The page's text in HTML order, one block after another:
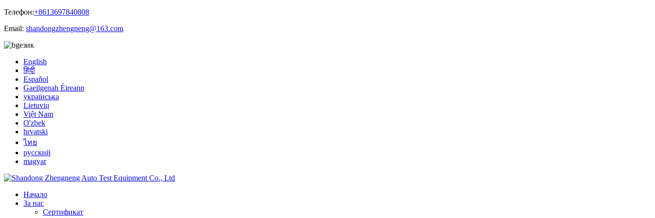
Телефон:+8613697840808
Email: shandongzhengneng@163.com
език
English
हिंदी
Español
Gaeilgenah Éireann
українська
Lietuvių
Việt Nam
O'zbek
hrvatski
ไทย
русский
magyar
Начало
За нас
Сертификат